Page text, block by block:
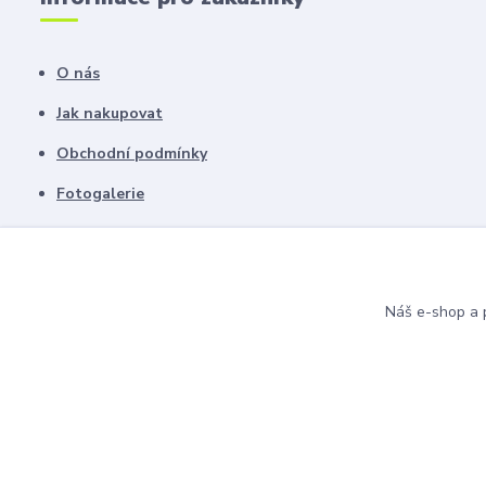
O nás
Jak nakupovat
Obchodní podmínky
Fotogalerie
Kontakty
Náš e-shop a